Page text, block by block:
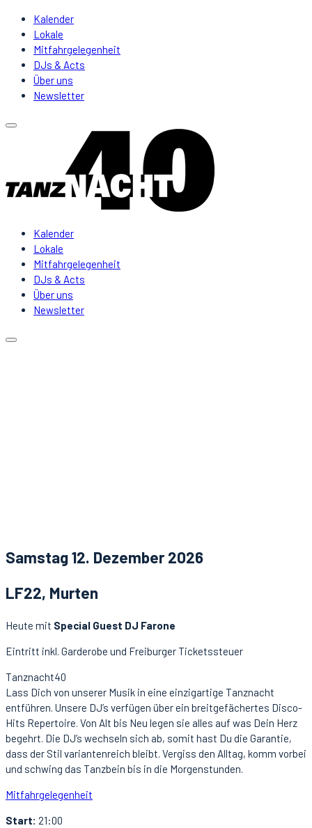
Kalender
Lokale
Mitfahrgelegenheit
DJs & Acts
Über uns
Newsletter
Kalender
Lokale
Mitfahrgelegenheit
DJs & Acts
Über uns
Newsletter
Samstag 12. Dezember 2026
LF22, Murten
Heute mit Special Guest DJ Farone
Eintritt inkl. Garderobe und Freiburger Ticketssteuer
Tanznacht40
Lass Dich von unserer Musik in eine einzigartige Tanznacht
entführen. Unsere DJ’s verfügen über ein breitgefächertes Disco-
Hits Repertoire. Von Alt bis Neu legen sie alles auf was Dein Herz
begehrt. Die DJ’s wechseln sich ab, somit hast Du die Garantie,
dass der Stil variantenreich bleibt. Vergiss den Alltag, komm vorbei
und schwing das Tanzbein bis in die Morgenstunden.
Mitfahrgelegenheit
Start: 21:00